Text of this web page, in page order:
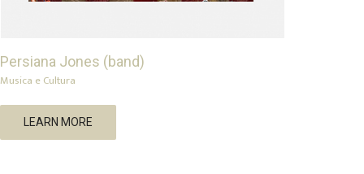
Persiana Jones (band)
Musica e Cultura
LEARN MORE